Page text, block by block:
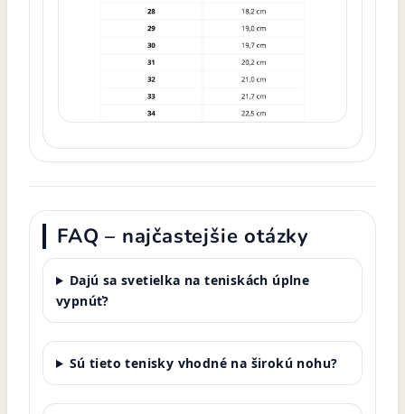
FAQ – najčastejšie otázky
Dajú sa svetielka na teniskách úplne
vypnúť?
Sú tieto tenisky vhodné na širokú nohu?